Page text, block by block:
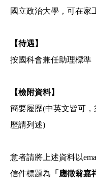
國立政治大學，可在家
【待遇】
按國科會兼任助理標準
【檢附資料】
簡要履歷(中英文皆可
歷請列述)
意者請將上述資料以
信件標題為 「應徵翁嘉